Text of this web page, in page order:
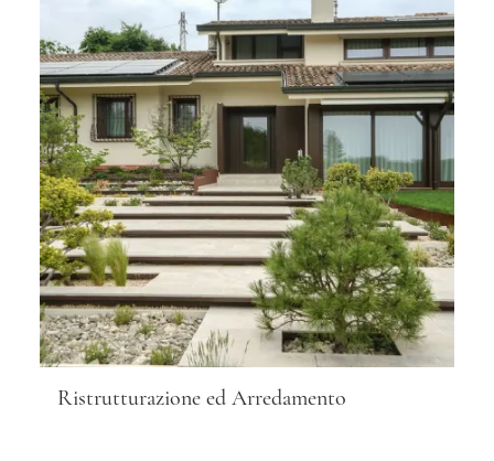
Ristrutturazione ed Arredamento